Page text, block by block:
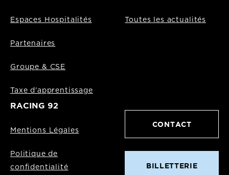
Espaces Hospitalités
Partenaires
Groupe & CSE
Taxe d'apprentissage
Toutes les actualités
RACING 92
Mentions Légales
Politique de
confidentialité
CONTACT
BILLETTERIE